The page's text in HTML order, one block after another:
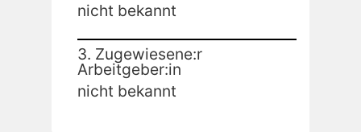
nicht bekannt
3. Zugewiesene:r
Arbeitgeber:in
nicht bekannt